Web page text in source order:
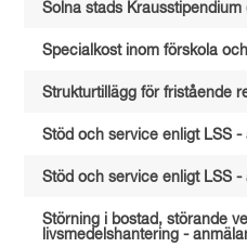
Solna stads
Specialkost inom förskola
Strukturtillägg för fristående
Stöd och service enligt LSS -
Stöd och service enligt LSS -
Störning i bostad, störande
livsmedelshantering -